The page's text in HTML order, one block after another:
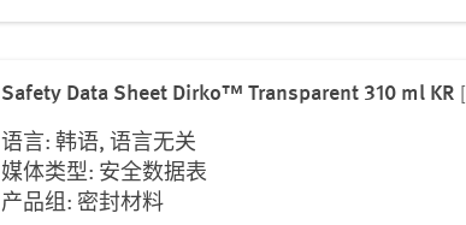
Safety Data Sheet Dirko™ Transparent 310 ml KR
语言: 韩语, 语言无关
媒体类型: 安全数据表
产品组: 密封材料